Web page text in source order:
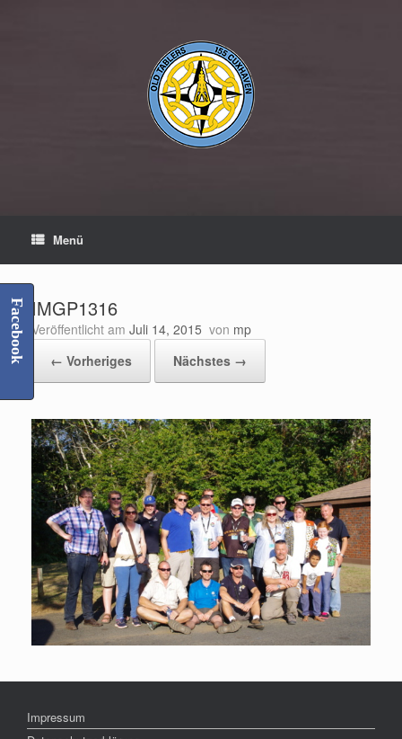
Menü
IMGP1316
Veröffentlicht am Juli 14, 2015 von mp
← Vorheriges
Nächstes →
Impressum
Facebook